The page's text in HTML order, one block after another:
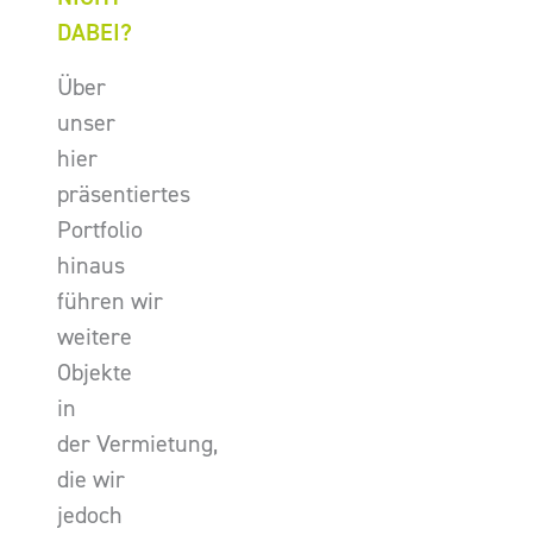
DABEI?
Über
unser
hier
präsentiertes
Portfolio
hinaus
führen wir
weitere
Objekte
in
der Vermietung,
die wir
jedoch